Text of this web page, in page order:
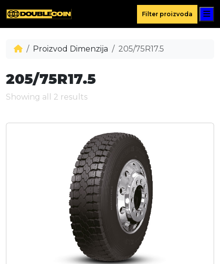
Filter proizvoda
Proizvod Dimenzija 205/75R17.5
205/75R17.5
Showing all 2 results